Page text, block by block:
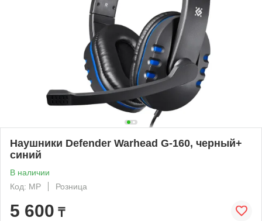
Наушники Defender Warhead G-160, черный+
синий
В наличии
Код: MP
Розница
5 600 ₸